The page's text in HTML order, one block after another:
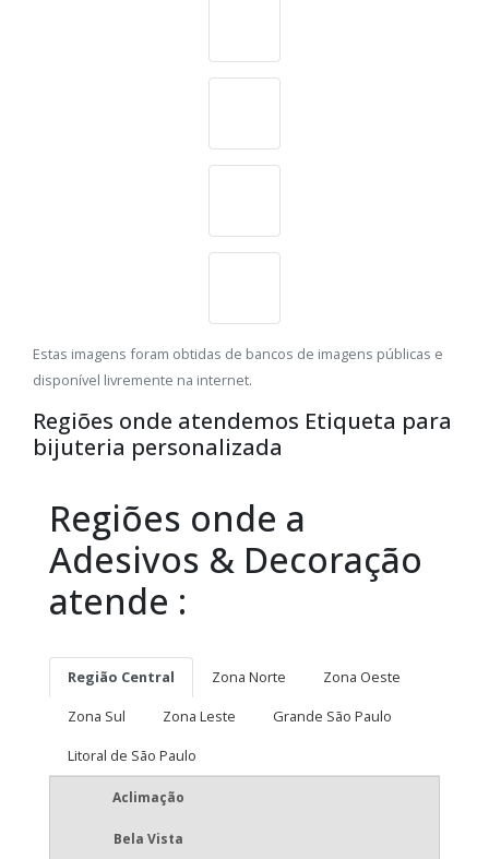
Estas imagens foram obtidas de bancos de imagens públicas e
disponível livremente na internet.
Regiões onde atendemos Etiqueta para
bijuteria personalizada
Regiões onde a
Adesivos & Decoração
atende :
Região Central Zona Norte
Zona Oeste
Zona Sul
Zona Leste
Grande São Paulo
Litoral de São Paulo
Aclimação
Bela Vista